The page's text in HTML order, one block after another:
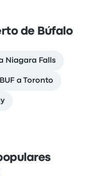
de Búfalo
Niagara Falls
BUF a Toronto